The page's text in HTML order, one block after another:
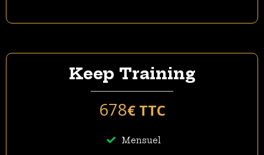
Keep Training
678€ TTC
Mensuel